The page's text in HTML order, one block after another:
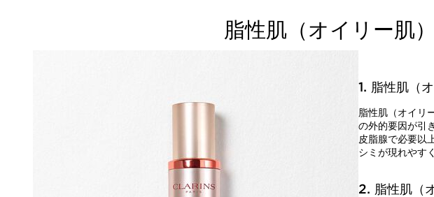
脂性肌（オイリー肌
1. 脂性肌（
脂性肌（オイリ
の外的要因が引
皮脂腺で必要以
シミが現れやす
2. 脂性肌（